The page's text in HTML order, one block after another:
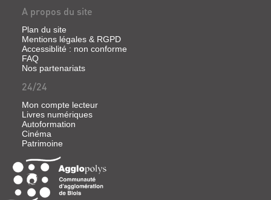
A propos du site
Plan du site
Mentions légales & RGPD
Accessiblité : non conforme
FAQ
Nos partenariats
24/24
Mon compte lecteur
Livres numériques
Autoformation
Cinéma
Patrimoine